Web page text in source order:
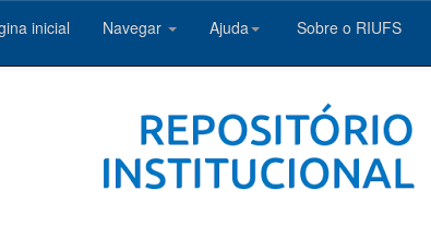
inicial Navegar Ajuda Sobre o RIUFS